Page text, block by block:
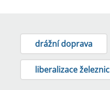
drážní doprava
liberalizace železnic